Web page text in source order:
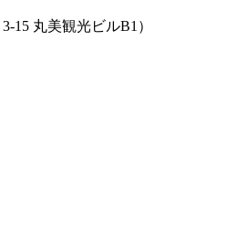
3-15 丸美観光ビルB1 ）